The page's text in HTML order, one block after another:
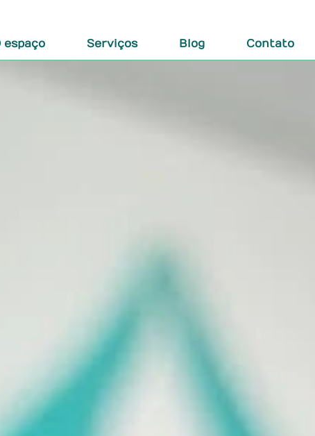
espaço Serviços Blog Contato